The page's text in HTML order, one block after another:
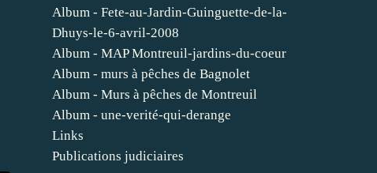
Album - Fete-au-Jardin-Guinguette-de-la-
Dhuys-le-6-avril-2008
Album - MAP Montreuil-jardins-du-coeur
Album - murs à pêches de Bagnolet
Album - Murs à pêches de Montreuil
Album - une-verité-qui-derange
Links
Publications judiciaires